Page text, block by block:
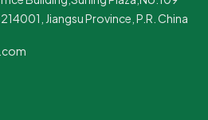
Jiangsu Province, P.R. China